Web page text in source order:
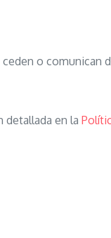
ceden o comunican
detallada en la